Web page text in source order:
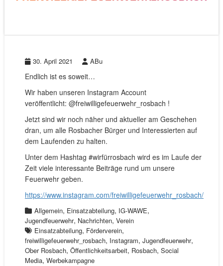
30. April 2021 ABu
Endlich ist es soweit…
Wir haben unseren Instagram Account
veröffentlicht: @freiwilligefeuerwehr_rosbach !
Jetzt sind wir noch näher und aktueller am Geschehen
dran, um alle Rosbacher Bürger und Interessierten auf
dem Laufenden zu halten.
Unter dem Hashtag #wirfürrosbach wird es im Laufe der
Zeit viele interessante Beiträge rund um unsere
Feuerwehr geben.
https://www.instagram.com/freiwilligefeuerwehr_rosbach/
Allgemein, Einsatzabteilung, IG-WAWE,
Jugendfeuerwehr, Nachrichten, Verein
Einsatzabteilung, Förderverein,
freiwilligefeuerwehr_rosbach, Instagram, Jugendfeuerwehr,
Ober Rosbach, Öffentlichkeitsarbeit, Rosbach, Social
Media, Werbekampagne